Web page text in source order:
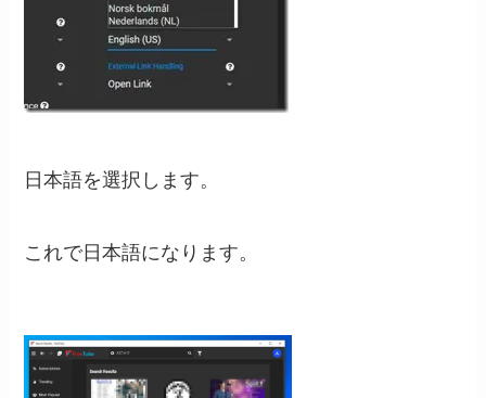
日本語を選択します。
これで日本語になります。